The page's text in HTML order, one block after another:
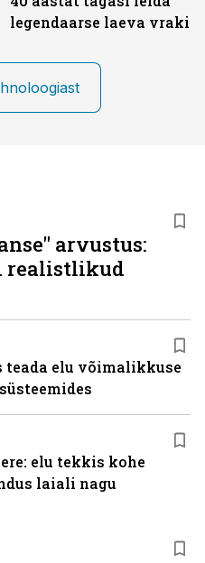
legendaarse laeva vraki
arvustus:
realistlikud
teada elu võimalikkuse
elu tekkis kohe
laiali nagu